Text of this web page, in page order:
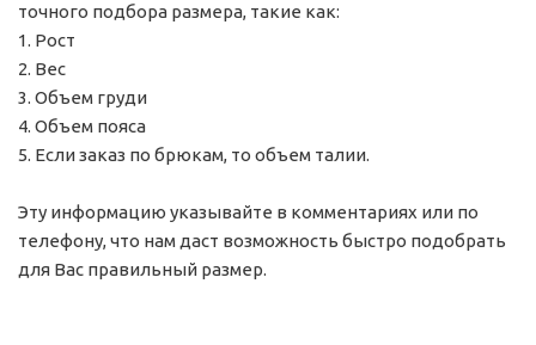
точного подбора размера, такие как:
1. Рост
2. Вес
3. Объем груди
4. Объем пояса
5. Если заказ по брюкам, то объем талии.
Эту информацию указывайте в комментариях или по
телефону, что нам даст возможность быстро подобрать
для Вас правильный размер.